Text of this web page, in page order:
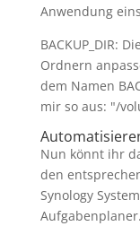
Anwendung
BACKUP_DIR:
Ordnern
dem Namen
mir so aus: "/
Nun könnt ihr
den
Synology